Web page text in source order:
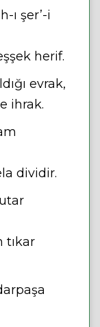
ı şer’-i
herif.
evrak,
ihrak.
dividir.
tıkar